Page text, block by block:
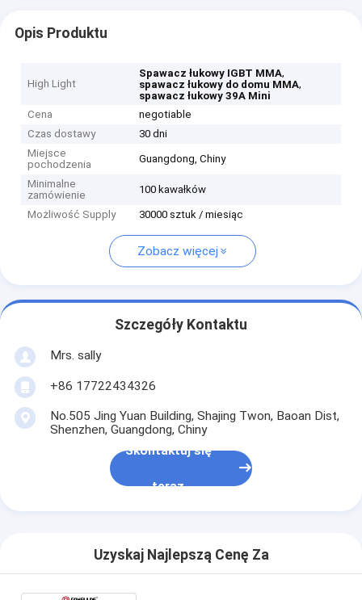
Opis Produktu
High Light
Spawacz łukowy IGBT MMA,
spawacz łukowy do domu MMA,
spawacz łukowy 39A Mini
Cena
negotiable
Czas dostawy
30 dni
Miejsce
pochodzenia
Guangdong, Chiny
Minimalne
zamówienie
100 kawałków
Możliwość Supply 30000 sztuk / miesiąc
Zobacz więcej
Szczegóły Kontaktu
Mrs. sally
+86 17722434326
No.505 Jing Yuan Building, Shajing Twon, Baoan Dist,
Shenzhen, Guangdong, Chiny
Skontaktuj się
teraz
Uzyskaj Najlepszą Cenę Za